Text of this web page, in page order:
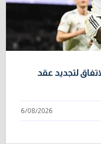
تأخّر دفع رواتب
لتجديد عقد
6/08/2026